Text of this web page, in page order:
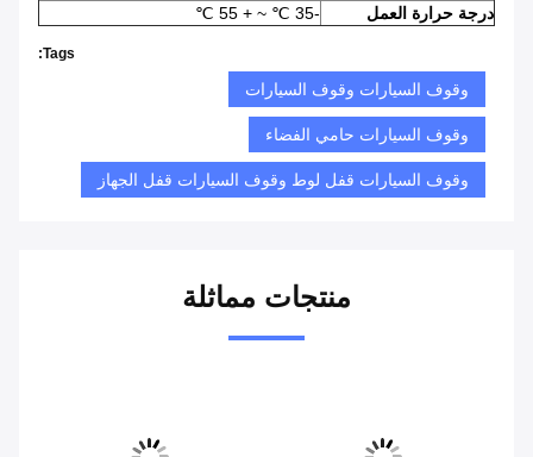
درجة حرارة العمل
-35 ℃ ~ + 55 ℃
Tags:
وقوف السيارات وقوف السيارات
وقوف السيارات حامي الفضاء
وقوف السيارات قفل لوط وقوف السيارات قفل الجهاز
منتجات مماثلة